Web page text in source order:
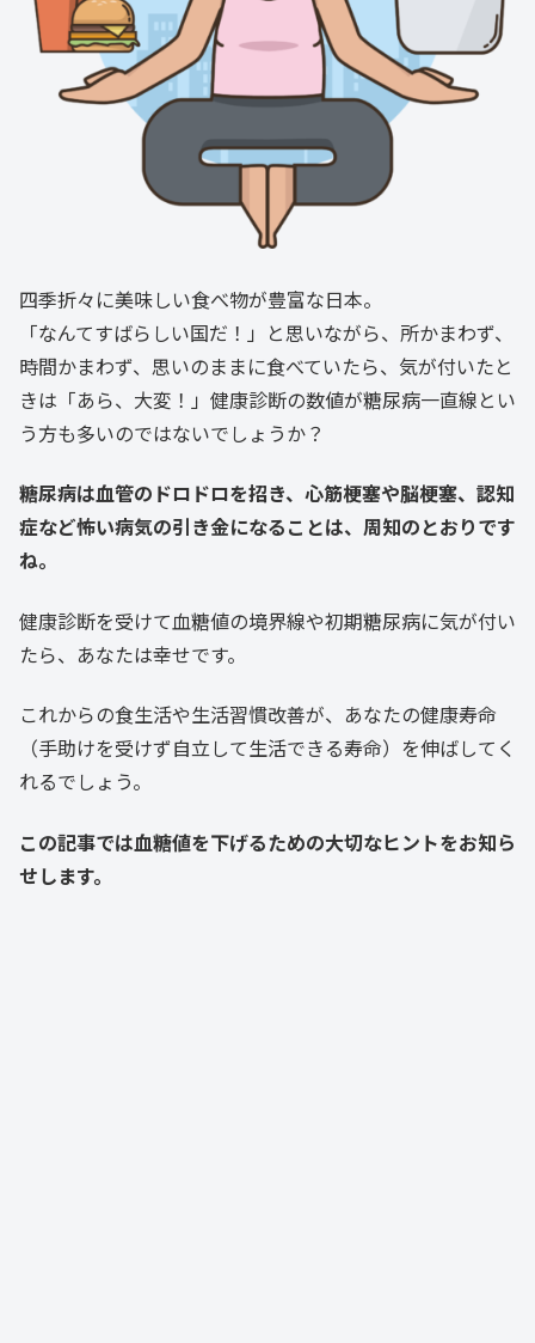
四季折々に美味しい食べ物が豊富な日本。
「なんてすばらしい国だ！」と思いながら、所かまわず、
時間かまわず、思いのままに食べていたら、気が付いたと
きは「あら、大変！」健康診断の数値が糖尿病一直線とい
う方も多いのではないでしょうか？
糖尿病は血管のドロドロを招き、心筋梗塞や脳梗塞、認知
症など怖い病気の引き金になることは、周知のとおりです
ね。
健康診断を受けて血糖値の境界線や初期糖尿病に気が付い
たら、あなたは幸せです。
これからの食生活や生活習慣改善が、あなたの健康寿命
（手助けを受けず自立して生活できる寿命）を伸ばしてく
れるでしょう。
この記事では血糖値を下げるための大切なヒントをお知ら
せします。